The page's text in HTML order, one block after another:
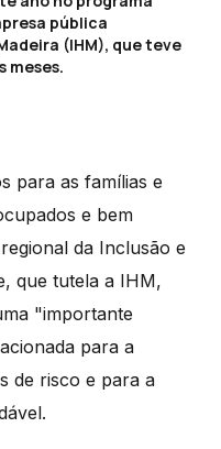
pública
(IHM), que teve
meses.
para as famílias e
e bem
da Inclusão e
que tutela a IHM,
"importante
para a
de risco e para a